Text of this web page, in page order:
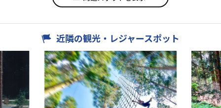
近隣の観光・レジャースポット